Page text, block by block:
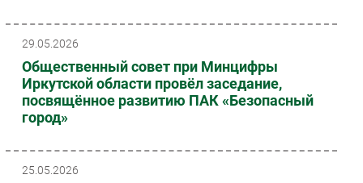
29.05.2026
Общественный совет при Минцифры
Иркутской области провёл заседание,
посвящённое развитию ПАК «Безопасный
город»
25.05.2026